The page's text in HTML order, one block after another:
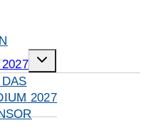
Untermenü
umschalten
2027